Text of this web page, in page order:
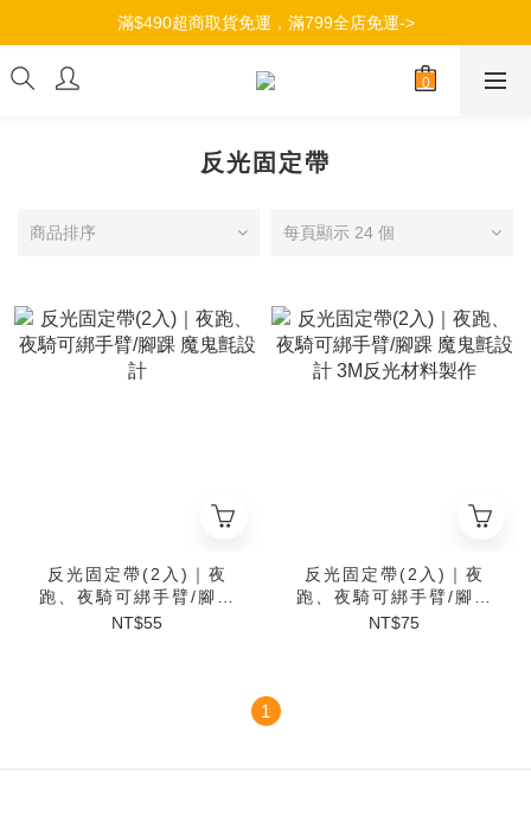
加入會員，立即獲得100元購物金->
滿$490超商取貨免運，滿799全店免運->
加入會員，立即獲得100元購物金->
反光固定帶
商品排序 每頁顯示 24 個
反光固定帶(2入)｜夜
跑、夜騎可綁手臂/腳踝
魔鬼氈設計
NT$55
反光固定帶(2入)｜夜
跑、夜騎可綁手臂/腳踝
魔鬼氈設計 3M反光材料
NT$75
1